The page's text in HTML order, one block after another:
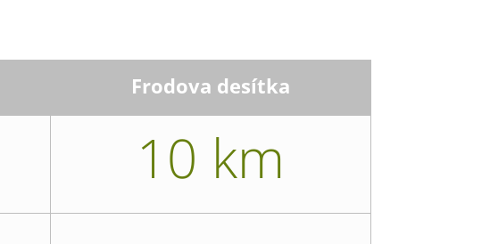
Frodova desítka
10 km